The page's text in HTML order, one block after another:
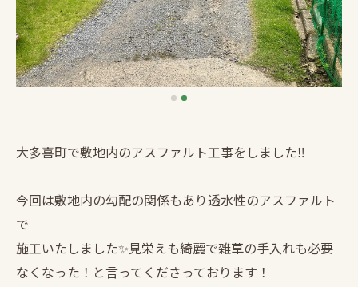
大多喜町で敷地内のアスファルト工事をしました‼️
今回は敷地内の勾配の関係もあり透水性のアスファルト
で
施工いたしました✨見栄えも綺麗で雑草の手入れも必要
なくなった！と言ってくださっております！